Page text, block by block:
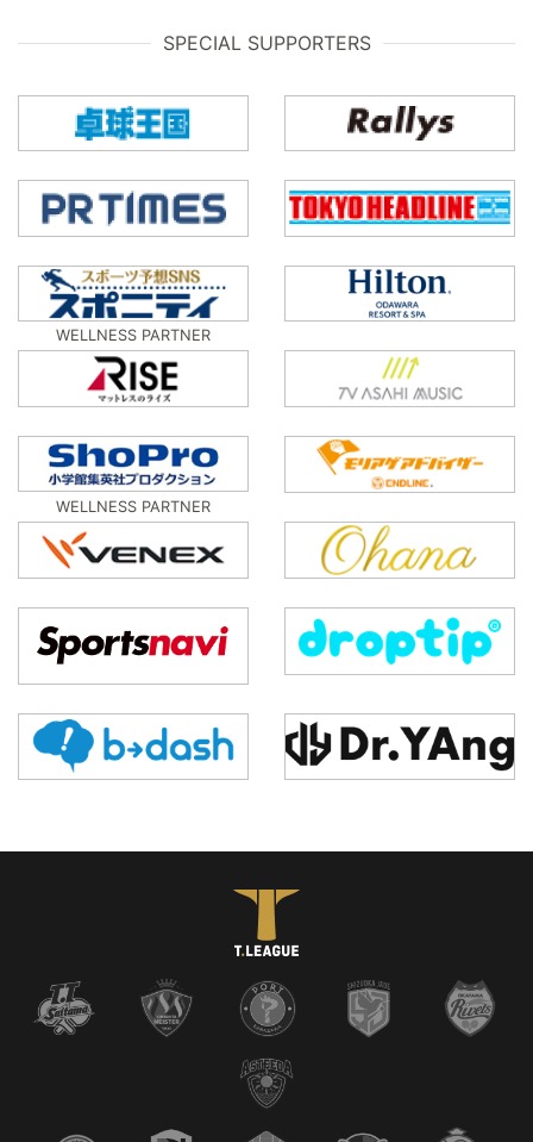
SPECIAL SUPPORTERS
WELLNESS PARTNER
WELLNESS PARTNER